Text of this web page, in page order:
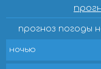
прогноз погоды
ночью